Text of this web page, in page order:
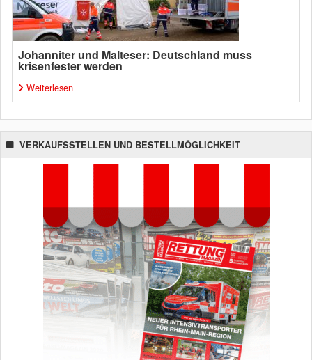
Johanniter und Malteser: Deutschland muss
krisenfester werden
Weiterlesen
VERKAUFSSTELLEN UND BESTELLMÖGLICHKEIT